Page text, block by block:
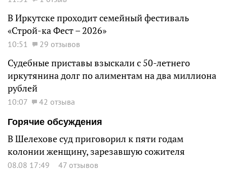
В Иркутске проходит семейный фестиваль
«Строй-ка Фест – 2026»
10:51 29 отзывов
Судебные приставы взыскали с 50-летнего
иркутянина долг по алиментам на два миллиона
рублей
10:07
42 отзыва
Горячие обсуждения
В Шелехове суд приговорил к пяти годам
колонии женщину, зарезавшую сожителя
08.08 17:49 47 отзывов